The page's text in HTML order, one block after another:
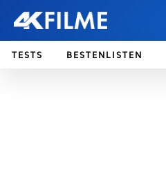
TESTS BESTENLISTEN